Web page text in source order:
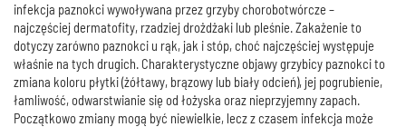
infekcja paznokci wywoływana przez grzyby chorobotwórcze –
najczęściej dermatofity, rzadziej drożdżaki lub pleśnie. Zakażenie to
dotyczy zarówno paznokci u rąk, jak i stóp, choć najczęściej występuje
właśnie na tych drugich. Charakterystyczne objawy grzybicy paznokci to
zmiana koloru płytki (żółtawy, brązowy lub biały odcień), jej pogrubienie,
łamliwość, odwarstwianie się od łożyska oraz nieprzyjemny zapach.
Początkowo zmiany mogą być niewielkie, lecz z czasem infekcja może